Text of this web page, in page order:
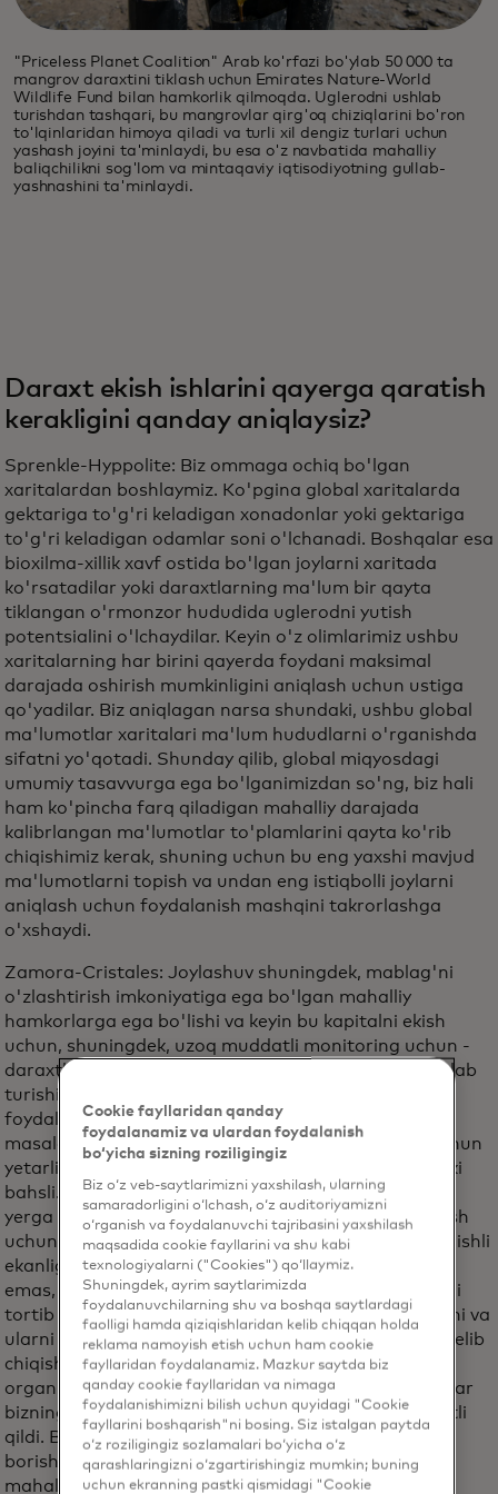
"Priceless Planet Coalition" Arab ko'rfazi bo'ylab 50 000 ta
mangrov daraxtini tiklash uchun Emirates Nature-World
Wildlife Fund bilan hamkorlik qilmoqda. Uglerodni ushlab
turishdan tashqari, bu mangrovlar qirg'oq chiziqlarini bo'ron
to'lqinlaridan himoya qiladi va turli xil dengiz turlari uchun
yashash joyini ta'minlaydi, bu esa o'z navbatida mahalliy
baliqchilikni sog'lom va mintaqaviy iqtisodiyotning gullab-
yashnashini ta'minlaydi.
Daraxt ekish ishlarini qayerga qaratish
kerakligini qanday aniqlaysiz?
Sprenkle-Hyppolite: Biz ommaga ochiq bo'lgan
xaritalardan boshlaymiz. Ko'pgina global xaritalarda
gektariga to'g'ri keladigan xonadonlar yoki gektariga
to'g'ri keladigan odamlar soni o'lchanadi. Boshqalar esa
bioxilma-xillik xavf ostida bo'lgan joylarni xaritada
ko'rsatadilar yoki daraxtlarning ma'lum bir qayta
tiklangan o'rmonzor hududida uglerodni yutish
potentsialini o'lchaydilar. Keyin o'z olimlarimiz ushbu
xaritalarning har birini qayerda foydani maksimal
darajada oshirish mumkinligini aniqlash uchun ustiga
qo'yadilar. Biz aniqlagan narsa shundaki, ushbu global
ma'lumotlar xaritalari ma'lum hududlarni o'rganishda
sifatni yo'qotadi. Shunday qilib, global miqyosdagi
umumiy tasavvurga ega bo'lganimizdan so'ng, biz hali
ham ko'pincha farq qiladigan mahalliy darajada
kalibrlangan ma'lumotlar to'plamlarini qayta ko'rib
chiqishimiz kerak, shuning uchun bu eng yaxshi mavjud
ma'lumotlarni topish va undan eng istiqbolli joylarni
aniqlash uchun foydalanish mashqini takrorlashga
o'xshaydi.
Zamora-Cristales: Joylashuv shuningdek, mablag'ni
o'zlashtirish imkoniyatiga ega bo'lgan mahalliy
hamkorlarga ega bo'lishi va keyin bu kapitalni ekish
uchun, shuningdek, uzoq muddatli monitoring uchun -
daraxtlarning omon qolish darajasini, uglerodni ushlab
turishini va boshqa foydalarini kuzatish uchun ham
foydalanishi kerak. Shuningdek, yerga egalik qilish
masalasi ham mavjud. O'rmonlarni qayta tiklash uchun
yetarli bo'lgan ko'plab joylarning nomlari noaniq yoki
bahsli. Ideal holda, mahalliy jamoa daraxtlar ekilgan
yerga qonuniy egalik huquqiga va ularni nazorat qilish
uchun boshqaruvga ega bo'lishi kerak. Yer kimga tegishli
ekanligi borasida hech qanday nizo bo'lishi mumkin
emas, chunki u holda kimdir kelib, ularning barchasini
tortib olishi mumkin yoki ularga kim g'amxo'rlik qilishi va
ularni saqlashi kerakligi borasida kelishmovchiliklar kelib
chiqishi mumkin. Tashkilotlarimiz mahalliy hokimiyat
organlari va jamoalar bilan o'rnatgan chuqur aloqalar
bizning tiklanishimizni uzoq muddatda muvaffaqiyatli
qildi. Biz o'z yerlarida restavratsiya ishlarini olib
borishga qiziqqan odamlarni qidirmoqdamiz. Bu
mahalliy tashkilotlar, mahalliy hamkorlar va mahalliy
Cookie fayllaridan qanday
foydalanamiz va ulardan foydalanish
bo‘yicha sizning roziligingiz
Biz o‘z veb-saytlarimizni yaxshilash, ularning
samaradorligini o‘lchash, o‘z auditoriyamizni
o‘rganish va foydalanuvchi tajribasini yaxshilash
maqsadida cookie fayllarini va shu kabi
texnologiyalarni ("Cookies") qo‘llaymiz.
Shuningdek, ayrim saytlarimizda
foydalanuvchilarning shu va boshqa saytlardagi
faolligi hamda qiziqishlaridan kelib chiqqan holda
reklama namoyish etish uchun ham cookie
fayllaridan foydalanamiz. Mazkur saytda biz
qanday cookie fayllaridan va nimaga
foydalanishimizni bilish uchun quyidagi "Cookie
fayllarini boshqarish"ni bosing. Siz istalgan paytda
o‘z roziligingiz sozlamalari bo‘yicha o‘z
qarashlaringizni o‘zgartirishingiz mumkin; buning
uchun ekranning pastki qismidagi "Cookie